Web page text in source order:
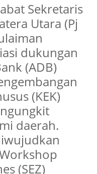
Sekretaris
Utara (Pj
dukungan
(ADB)
(KEK)
daerah.
(SEZ)